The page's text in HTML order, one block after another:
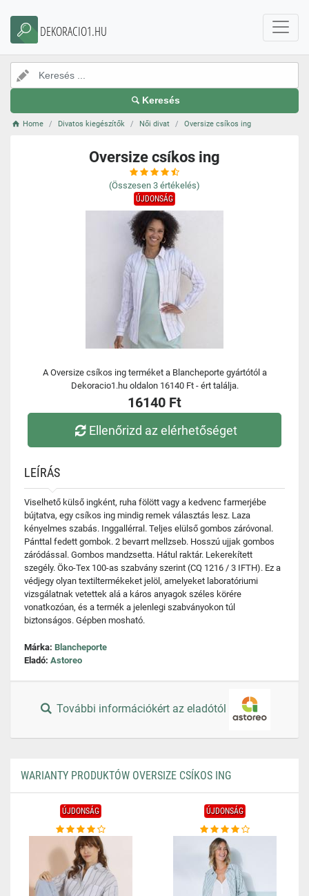
DEKORACIO1.HU
Keresés
Home Divatos kiegészítők Női divat Oversize csíkos ing
Oversize csíkos ing
(Összesen 3 értékelés)
ÚJDONSÁG
A Oversize csíkos ing terméket a Blancheporte gyártótól a
Dekoracio1.hu oldalon 16140 Ft - ért találja.
16140 Ft
Ellenőrizd az elérhetőséget
LEÍRÁS
Viselhető külső ingként, ruha fölött vagy a kedvenc farmerjébe
bújtatva, egy csíkos ing mindig remek választás lesz. Laza
kényelmes szabás. Inggallérral. Teljes elülső gombos záróvonal.
Pánttal fedett gombok. 2 bevarrt mellzseb. Hosszú ujjak gombos
záródással. Gombos mandzsetta. Hátul raktár. Lekerekített
szegély. Öko-Tex 100-as szabvány szerint (CQ 1216 / 3 IFTH). Ez a
védjegy olyan textiltermékeket jelöl, amelyeket laboratóriumi
vizsgálatnak vetettek alá a káros anyagok széles körére
vonatkozóan, és a termék a jelenlegi szabványokon túl
biztonságos. Gépben mosható.
Márka: Blancheporte
Eladó: Astoreo
További információkért az eladótól
WARIANTY PRODUKTÓW OVERSIZE CSÍKOS ING
ÚJDONSÁG ÚJDONSÁG